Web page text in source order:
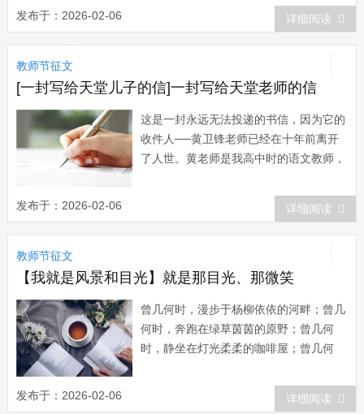
的音符，这是无声的语言，这是发自心灵
的声音。 他们走在人熙嘈杂的大街
上，你不会发现他们任何异样。同样的青
春，同样的朝气，健步如飞，神采飞扬。
但当你发现一声...
发布于：2026-02-06 详细阅读
教师节征文
[一封写给天堂儿子的信]一封写给天堂老师的信
这是一封永远无法投递的书信，因为它的
收件人──黄卫锋老师已经在十年前离开
了人世。黄老师是我高中时的语文教师，
血，他永远的倒下了，从此不再站起来。
那年，还差9天就是他43周岁的生
日。 记得那天上午，黄老师给我们上
好语文课，还摸过一生病同学的额头，看
他发不发烧，并叮...
发布于：2026-02-06 详细阅读
教师节征文
【我就是风景和目光】就是那目光、那微笑
曾几何时，漫步于杨柳依依的河畔；曾几
何时，奔跑在绿草茵茵的原野；曾几何
时，静坐在灯光柔柔的咖啡屋；曾几何
经都是为了追求那海阔天空的胸怀，都是
为了蕴造那敞仰已久的气质，但是面处勾
发布于：2026-02-06 详细阅读